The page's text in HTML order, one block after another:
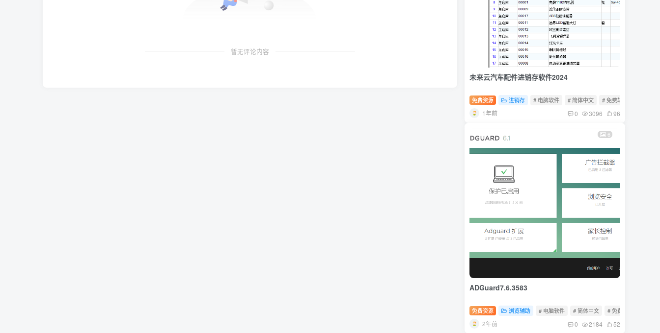
暂无评论内容
未来云汽车配件进销存软件2024
免费资源 进销存 # 电脑软件 # 简体中文 # 免费软件
1年前 0 3096 96
6
ADGuard7.6.3583
免费资源 浏览辅助 # 电脑软件 # 简体中文 # 免费软件
2年前 0 2184 52